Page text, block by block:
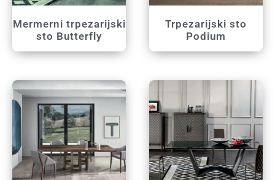
Mermerni trpezarijski
sto Butterfly
Trpezarijski sto
Podium